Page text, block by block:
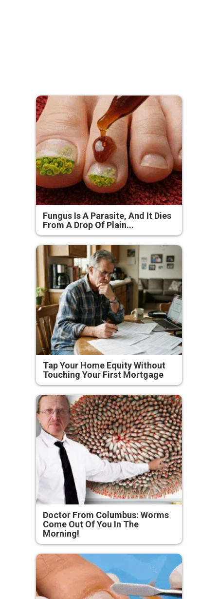
Fungus Is A Parasite, And It Dies
From A Drop Of Plain...
Tap Your Home Equity Without
Touching Your First Mortgage
Doctor From Columbus: Worms
Come Out Of You In The
Morning!